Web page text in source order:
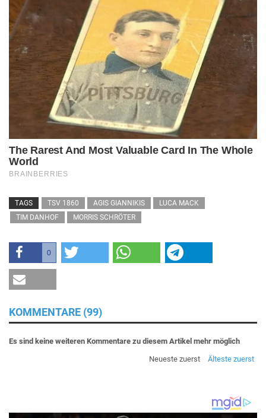
TAGS TSV 1860 AGIS GIANNIKIS
LUCA MACK
TIM DANHOF
MORRIS SCHRÖTER
0
KOMMENTARE (99)
Es sind keine weiteren Kommentare zu diesem Artikel mehr möglich
Neueste zuerst
Älteste zuerst